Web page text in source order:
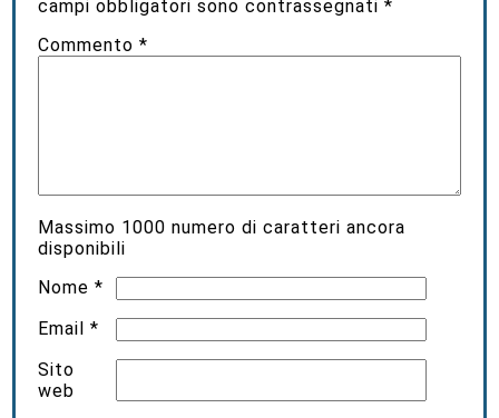
campi obbligatori sono contrassegnati*
Commento*
Massimo 1000 numero di caratteri ancora
disponibili
Nome*
Email*
Sito
web